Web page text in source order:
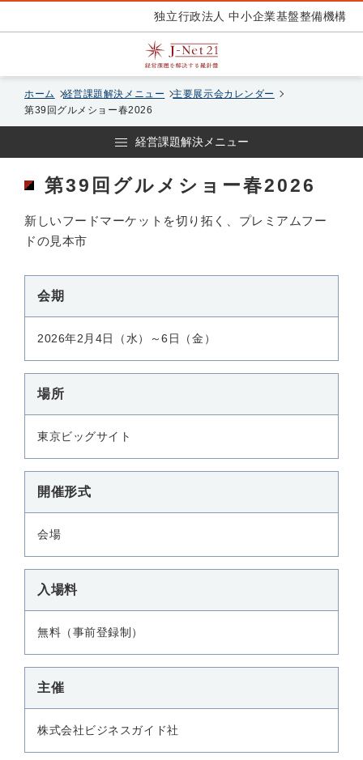
独立行政法人 中小企業基盤整備機構
ホーム 経営課題解決メニュー
主要展示会カレンダー
第39回グルメショー春2026
経営課題解決メニュー
第39回グルメショー春2026
新しいフードマーケットを切り拓く、プレミアムフー
ドの見本市
会期
2026年2月4日（水）～6日（金）
場所
東京ビッグサイト
開催形式
会場
入場料
無料（事前登録制）
主催
株式会社ビジネスガイド社